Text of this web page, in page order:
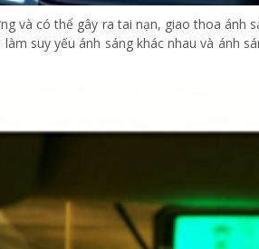
và có thể gây ra tai nạn, giao thoa ánh
suy yếu ánh sáng khác nhau và ánh